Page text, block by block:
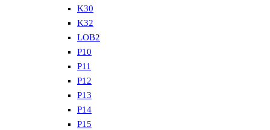
K30
K32
LOB2
P10
P11
P12
P13
P14
P15